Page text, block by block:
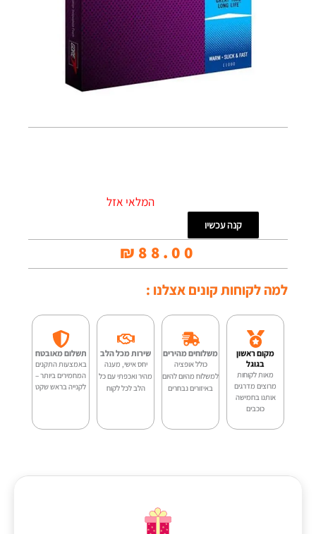
קנה עכשיו
המלאי אזל
₪ 88.00
למה לקוחות קונים אצלנו :
מקום ראשון
בגוגל
מאות לקוחות
מרוצים מדרגים
אותנו בחמישה
כוכבים
משלוחים מהירים
כולל אופציה
למשלוח מהיום להיום
באיזורים נבחרים
שירות מכל הלב
יחס אישי, מענה
מהיר ואכפתי עם כל
הלב לכל לקוח
תשלום מאובטח
באמצעות התקנים
המחמירים ביותר –
לקנייה בראש שקט